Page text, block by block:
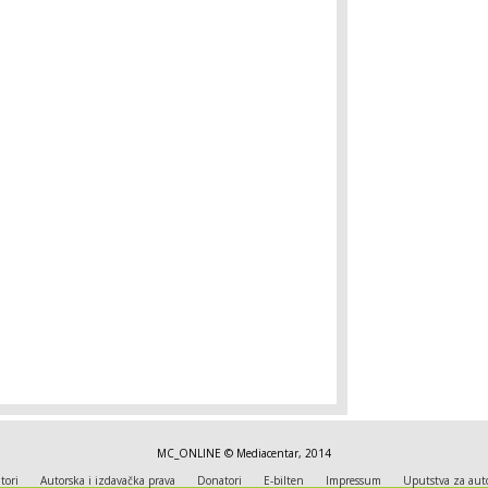
MC_ONLINE © Mediacentar, 2014
Autorska i izdavačka prava Donatori E-bilten Impressum Uputstva za